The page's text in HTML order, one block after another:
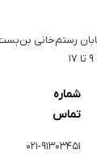
رستم‌خانی بن‌بست سنبل
شماره
تماس
۰۲۱-۹۱۳۰۳۴۵۱